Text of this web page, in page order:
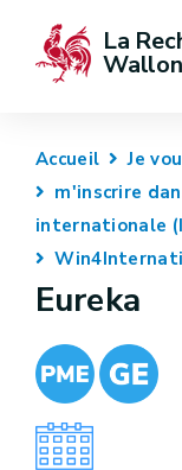
La
Accueil
Je
m'inscrire
internationale
Eureka